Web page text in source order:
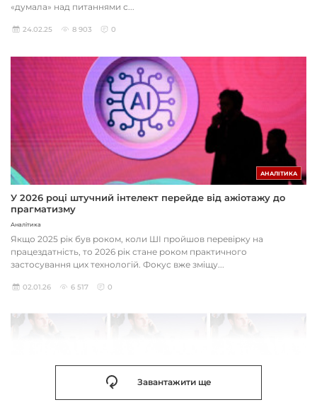
«думала» над питаннями с...
24.02.25 8 903 0
АНАЛІТИКА
У 2026 році штучний інтелект перейде від ажіотажу до
прагматизму
Аналітика
Якщо 2025 рік був роком, коли ШІ пройшов перевірку на
працездатність, то 2026 рік стане роком практичного
застосування цих технологій. Фокус вже зміщу...
02.01.26 6 517 0
Завантажити ще